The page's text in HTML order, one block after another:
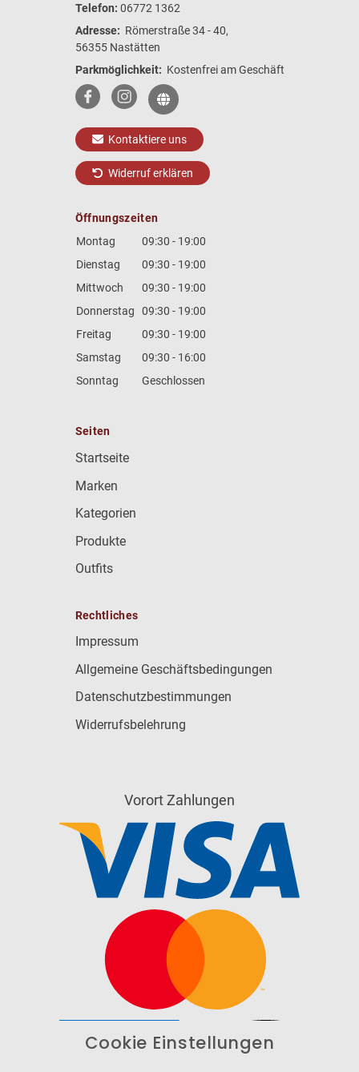
Telefon: 06772 1362
Adresse: Römerstraße 34 - 40,
56355 Nastätten
Parkmöglichkeit: Kostenfrei am Geschäft
Kontaktiere uns
Widerruf erklären
Öffnungszeiten
Montag
09:30 - 19:00
Dienstag
09:30 - 19:00
Mittwoch
09:30 - 19:00
Donnerstag
09:30 - 19:00
Freitag
09:30 - 19:00
Samstag
09:30 - 16:00
Sonntag
Geschlossen
Seiten
Startseite
Marken
Kategorien
Produkte
Outfits
Rechtliches
Impressum
Allgemeine Geschäftsbedingungen
Datenschutzbestimmungen
Widerrufsbelehrung
Vorort Zahlungen
Cookie Einstellungen